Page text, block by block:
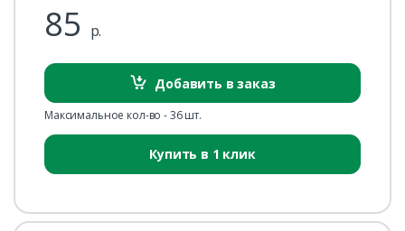
85 р.
Добавить в заказ
Максимальное кол-во - 36 шт.
Купить в 1 клик